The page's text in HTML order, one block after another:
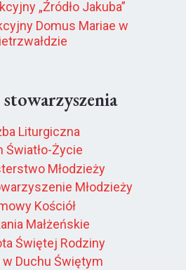
„Źródło Jakuba”
Domus Mariae w
Liturgiczna
Światło-Życie
Młodzieży
Młodzieży
Kościół
Małżeńskie
Świętej Rodziny
w Duchu Świętym